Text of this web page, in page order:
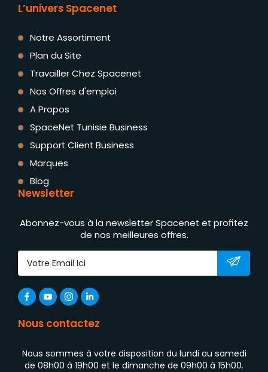
L’univers Spacenet
Notre Assortiment
Plan du Site
Travailler Chez Spacenet
Nos Offres d'emploi
A Propos
SpaceNet Tunisie Business
Support Client Business
Marques
Blog
Newsletter
Abonnez-vous à la newsletter Spacenet et profitez
de nos meilleures offres.
Nous contactez
Nous sommes à votre disposition du lundi au samedi
de 08h00 à 19h00 et le dimanche de 09h00 à 15h00.